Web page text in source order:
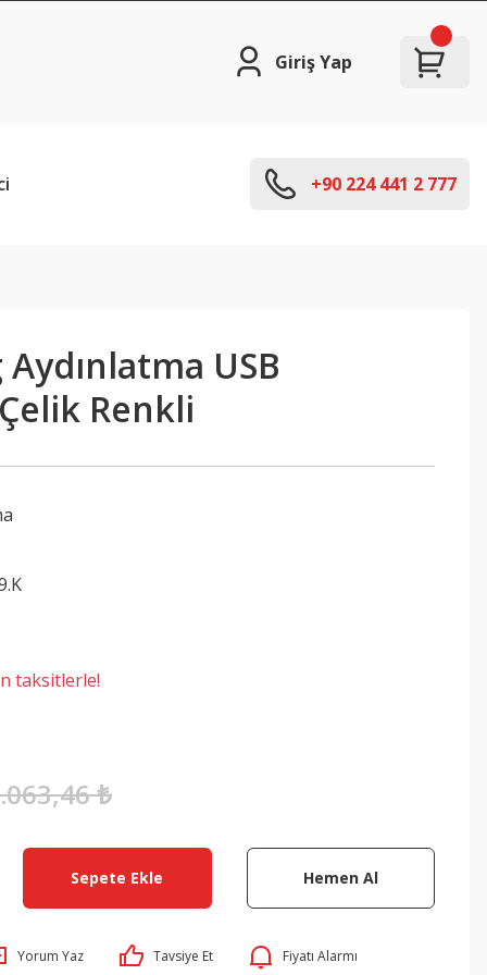
Giriş Yap
+90 224 441 2 777
USB
Renkli
taksitlerle!
₺
Sepete Ekle Hemen Al
Yorum Yaz Tavsiye Et Fiyatı Alarmı